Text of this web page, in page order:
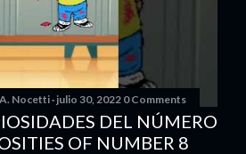
Nocetti julio 30, 2022 0 Comments
DEL NÚMERO
OF NUMBER 8